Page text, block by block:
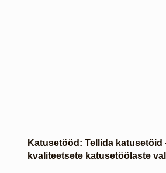
Katusetööd: Tellida katusetöid
kvaliteetsete katusetöölaste